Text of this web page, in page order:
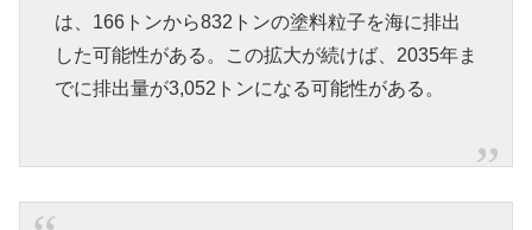
は、166トンから832トンの塗料粒子を海に排出
した可能性がある。この拡大が続けば、2035年ま
でに排出量が3,052トンになる可能性がある。